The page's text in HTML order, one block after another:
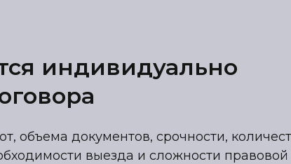
индивидуально
объема документов, срочности,
выезда и сложности правовой